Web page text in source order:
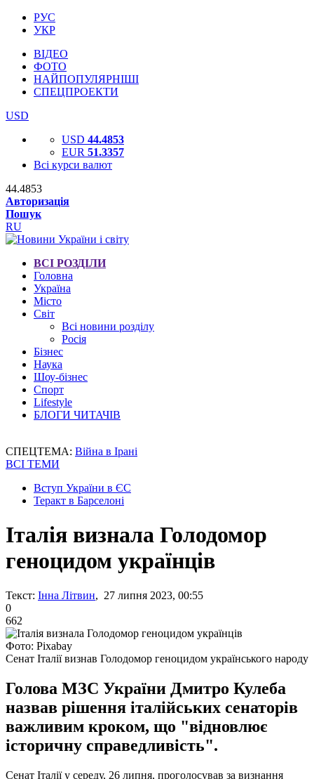
РУС
УКР
ВІДЕО
ФОТО
НАЙПОПУЛЯРНІШІ
СПЕЦПРОЕКТИ
USD
USD 44.4853
EUR 51.3357
Всі курси валют
44.4853
Авторизація
Пошук
RU
ВСІ РОЗДІЛИ
Головна
Україна
Місто
Світ
Всі новини розділу
Росія
Бізнес
Наука
Шоу-бізнес
Спорт
Lifestyle
БЛОГИ ЧИТАЧІВ
СПЕЦТЕМА: Війна в Ірані
ВСІ ТЕМИ
Вступ України в ЄС
Теракт в Барселоні
Італія визнала Голодомор
геноцидом українців
Текст: Інна Літвин, 27 липня 2023, 00:55
0
662
Фото: Pixabay
Сенат Італії визнав Голодомор геноцидом українського народу
Голова МЗС України Дмитро Кулеба
назвав рішення італійських сенаторів
важливим кроком, що "відновлює
історичну справедливість".
Сенат Італії у середу, 26 липня, проголосував за визнання